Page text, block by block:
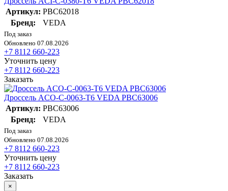
Артикул: PBC62018
Бренд:
VEDA
Под заказ
Обновлено 07.08.2026
+7 8112 660-223
Уточнить цену
+7 8112 660-223
Заказать
Дроссель ACO-C-0063-T6 VEDA PBC63006
Артикул: PBC63006
Бренд:
VEDA
Под заказ
Обновлено 07.08.2026
+7 8112 660-223
Уточнить цену
+7 8112 660-223
Заказать
×